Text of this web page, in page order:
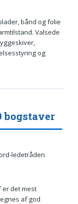
bånd og folie
Valsede
og
bogstaver
ledetråden
er det mest
af god